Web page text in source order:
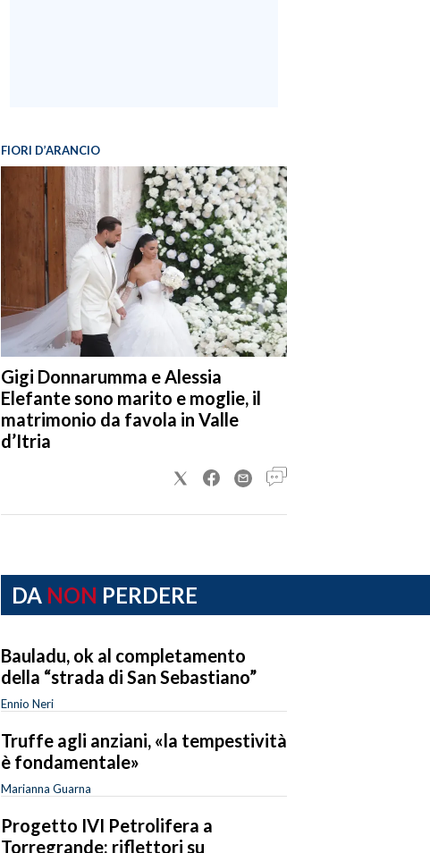
FIORI D’ARANCIO
Gigi Donnarumma e Alessia
Elefante sono marito e moglie, il
matrimonio da favola in Valle
d’Itria
DA NON PERDERE
Bauladu, ok al completamento
della “strada di San Sebastiano”
Ennio Neri
Truffe agli anziani, «la tempestività
è fondamentale»
Marianna Guarna
Progetto IVI Petrolifera a
Torregrande: riflettori su